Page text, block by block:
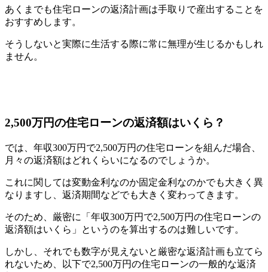
あくまでも住宅ローンの返済計画は手取りで産出することを
おすすめします。
そうしないと実際に生活する際に常に無理が生じるかもしれ
ません。
2,500万円の住宅ローンの返済額はいくら？
では、年収300万円で2,500万円の住宅ローンを組んだ場合、
月々の返済額はどれくらいになるのでしょうか。
これに関しては変動金利なのか固定金利なのかでも大きく異
なりますし、返済期間などでも大きく変わってきます。
そのため、厳密に「年収300万円で2,500万円の住宅ローンの
返済額はいくら」というのを算出するのは難しいです。
しかし、それでも数字が見えないと厳密な返済計画も立てら
れないため、以下で2,500万円の住宅ローンの一般的な返済